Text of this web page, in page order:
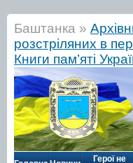
Баштанка »
розстріляних в
Книги пам’яті
Герої не